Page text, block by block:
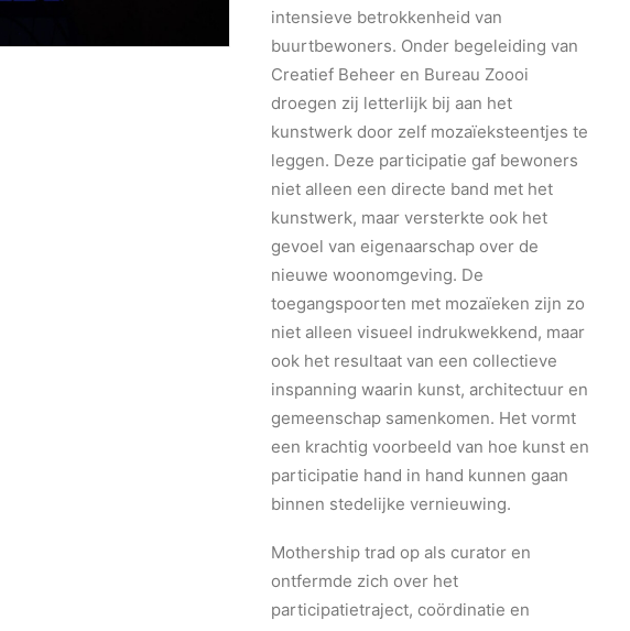
intensieve betrokkenheid van
buurtbewoners. Onder begeleiding van
Creatief Beheer en Bureau Zoooi
droegen zij letterlijk bij aan het
kunstwerk door zelf mozaïeksteentjes te
leggen. Deze participatie gaf bewoners
niet alleen een directe band met het
kunstwerk, maar versterkte ook het
gevoel van eigenaarschap over de
nieuwe woonomgeving. De
toegangspoorten met mozaïeken zijn zo
niet alleen visueel indrukwekkend, maar
ook het resultaat van een collectieve
inspanning waarin kunst, architectuur en
gemeenschap samenkomen. Het vormt
een krachtig voorbeeld van hoe kunst en
participatie hand in hand kunnen gaan
binnen stedelijke vernieuwing.
Mothership trad op als curator en
ontfermde zich over het
participatietraject, coördinatie en